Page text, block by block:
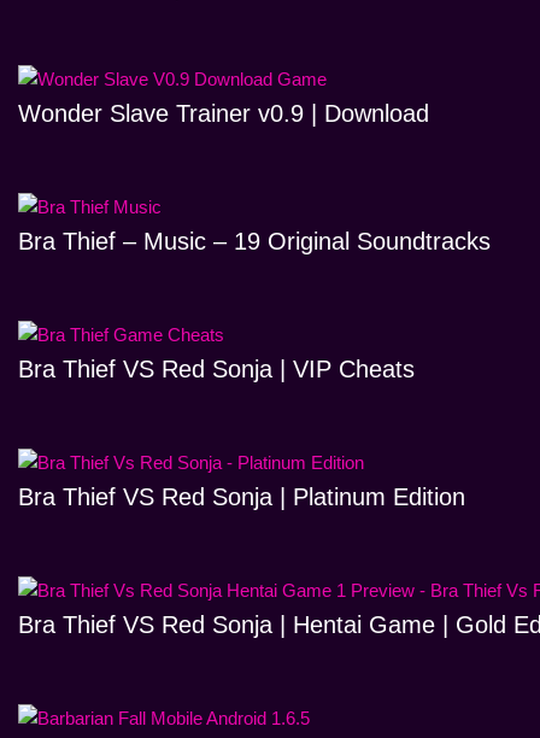
Wonder Slave Trainer v0.9 | Download
Bra Thief – Music – 19 Original Soundtracks
Bra Thief VS Red Sonja | VIP Cheats
Bra Thief VS Red Sonja | Platinum Edition
Bra Thief VS Red Sonja | Hentai Game | Gold